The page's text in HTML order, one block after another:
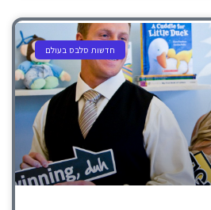
חדשות סלבס בעולם